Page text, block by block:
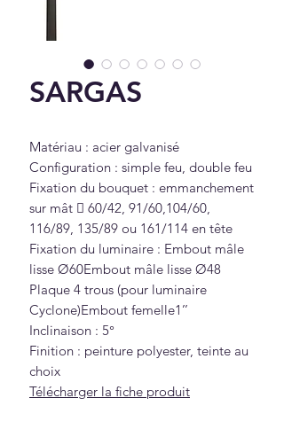
SARGAS
Matériau : acier galvanisé
Configuration : simple feu, double feu
Fixation du bouquet : emmanchement
sur mât  60/42, 91/60,104/60,
116/89, 135/89 ou 161/114 en tête
Fixation du luminaire : Embout mâle
lisse Ø60Embout mâle lisse Ø48
Plaque 4 trous (pour luminaire
Cyclone)Embout femelle1’’
Inclinaison : 5°
Finition : peinture polyester, teinte au
choix
Télécharger la fiche produit